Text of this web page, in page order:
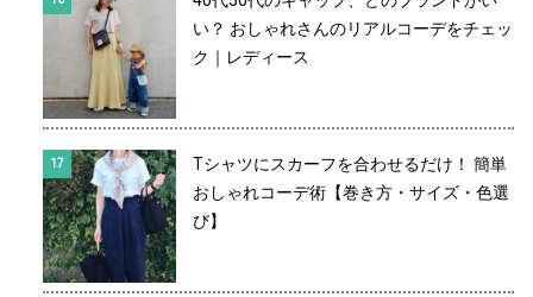
い？ おしゃれさんのリアルコーデをチェッ
ク｜レディース
Tシャツにスカーフを合わせるだけ！ 簡単
おしゃれコーデ術【巻き方・サイズ・色選
び】